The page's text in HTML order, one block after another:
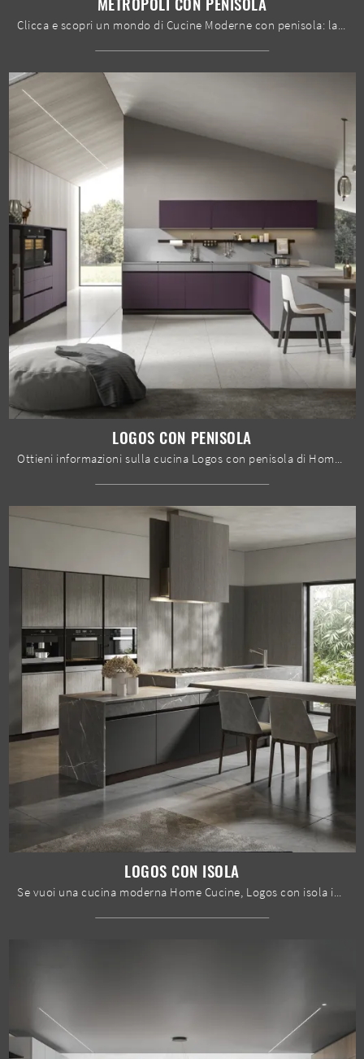
LOGOS CON PENISOLA
Ottieni informazioni sulla cucina Logos con penisola di Home Cucine: questa soluzione in melaminico sarà l'acquisto ideale per te!
LOGOS CON ISOLA
Se vuoi una cucina moderna Home Cucine, Logos con isola in melaminico ti sta aspettando nel nostro negozio di Cucine Moderne con isola.